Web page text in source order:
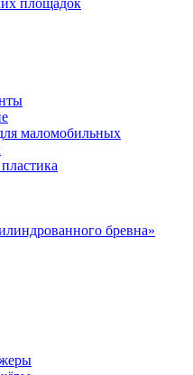
маломобильных
бревна»